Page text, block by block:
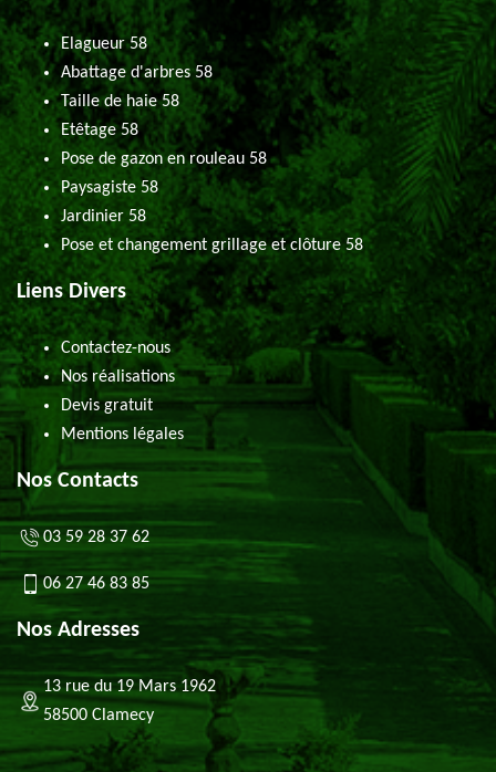
Elagueur 58
Abattage d'arbres 58
Taille de haie 58
Etêtage 58
Pose de gazon en rouleau 58
Paysagiste 58
Jardinier 58
Pose et changement grillage et clôture 58
Liens Divers
Contactez-nous
Nos réalisations
Devis gratuit
Mentions légales
Nos Contacts
03 59 28 37 62
06 27 46 83 85
Nos Adresses
13 rue du 19 Mars 1962
58500 Clamecy